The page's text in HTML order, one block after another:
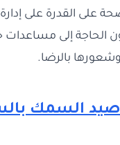
على القدرة على
الحاجة إلى مساعدات
بالرضا.
صيد السمك